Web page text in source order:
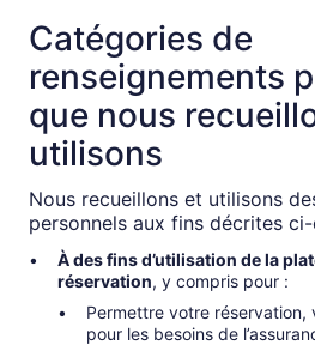
Catégories de
renseignements
que nous
utilisons
Nous recueillons et utilisons
personnels aux fins décrites ci-
À des fins d’utilisation de la
réservation, y compris pour :
Permettre votre
pour les besoins de